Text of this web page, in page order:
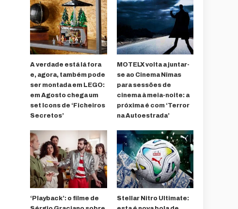
A verdade está lá fora
e, agora, também pode
ser montada em LEGO:
em Agosto chega um
set Icons de ‘Ficheiros
Secretos’
MOTELX volta a juntar-
se ao Cinema Nimas
para sessões de
cinema à meia-noite: a
próxima é com ‘Terror
na Autoestrada’
‘Playback’: o filme de
Stellar Nitro Ultimate: